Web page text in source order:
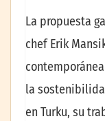
La propuesta
chef Erik
la
en Turku, su